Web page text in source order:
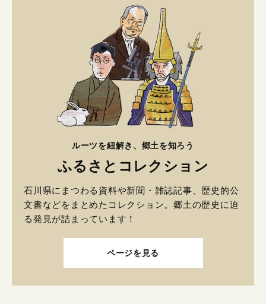
ルーツを紐解き、郷土を知ろう
ふるさとコレクション
石川県にまつわる資料や新聞・雑誌記事、歴史的公
文書などをまとめたコレクション。郷土の歴史に迫
る発見が詰まっています！
ページを見る